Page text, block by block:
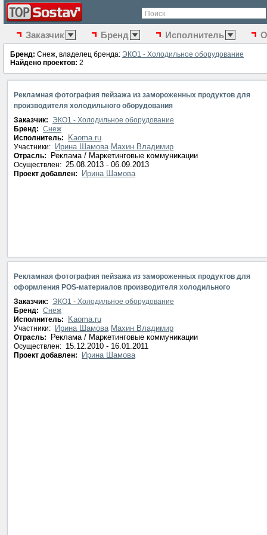
Поиск
Заказчик Бренд Исполнитель
Бренд: Снеж, владелец бренда: ЭКО1 - Холодильное оборудование
Найдено проектов: 2
Рекламная фотография пейзажа из замороженных продуктов для
производителя холодильного оборудования
Заказчик:
ЭКО1 - Холодильное оборудование
Бренд: Снеж
Исполнитель:
Kaoma.ru
Участники: Ирина Шамова Махин Владимир
Отрасль: Реклама / Маркетинговые коммуникации
Осуществлен: 25.08.2013 - 06.09.2013
Проект добавлен: Ирина Шамова
Рекламная фотография пейзажа из замороженных продуктов для
оформления POS-материалов производителя холодильного
оборудования.
Заказчик:
ЭКО1 - Холодильное оборудование
Бренд: Снеж
Исполнитель:
Kaoma.ru
Участники: Ирина Шамова Махин Владимир
Отрасль: Реклама / Маркетинговые коммуникации
Осуществлен: 15.12.2010 - 16.01.2011
Проект добавлен: Ирина Шамова